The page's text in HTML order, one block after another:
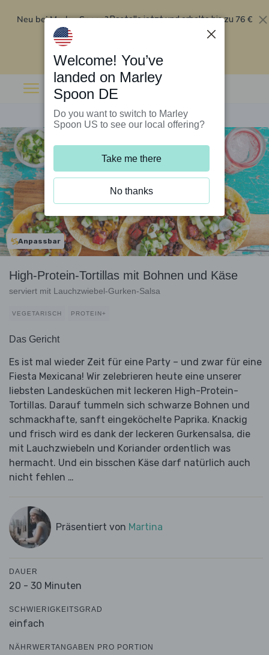
Neu bei Marley Spoon?Bestelle jetzt und erhalte bis zu 76 €
Rabatt auf deine ersten fünf Boxen
Anpassbar
High-Protein-Tortillas mit Bohnen und Käse
serviert mit Lauchzwiebel-Gurken-Salsa
VEGETARISCH PROTEIN+
Das Gericht
Es ist mal wieder Zeit für eine Party – und zwar für eine
Fiesta Mexicana! Wir zelebrieren heute eine unserer
liebsten Landesküchen mit leckeren High-Protein-
Tortillas. Darauf tummeln sich schwarze Bohnen und
schmackhafte, sanft eingeköchelte Paprika. Knackig
und frisch wird es dank der leckeren Gurkensalsa, die
mit Lauchzwiebeln und Koriander ordentlich was
hermacht. Und ein bisschen Käse darf natürlich auch
nicht fehlen …
Präsentiert von Martina
DAUER
20 - 30 Minuten
SCHWIERIGKEITSGRAD
einfach
NÄHRWERTANGABEN PRO PORTION
Welcome! You’ve
landed on Marley
Spoon DE
Do you want to switch to Marley
Spoon US to see our local offering?
Take me there
No thanks